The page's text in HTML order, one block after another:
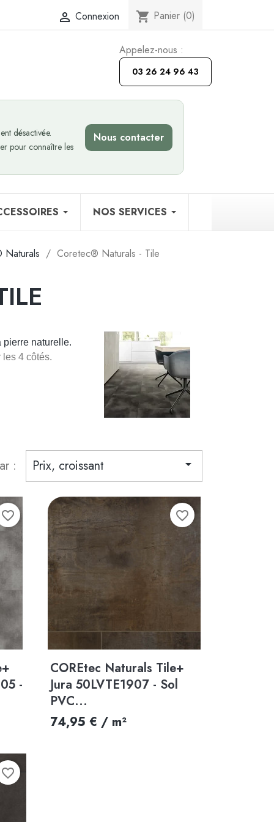
 Connexion shopping_cart Panier (0)
Appelez-nous :
03 26 24 96 43
désactivée.
pour connaître les
Nous contacter
NOS SERVICES
Coretec® Naturals - Tile
pierre naturelle.
4 côtés.
: Prix, croissant 
-
favorite_border
Aperçu rapide
COREtec Naturals Tile+
Jura 50LVTE1907 - Sol
PVC...
74,95 € / m²
favorite_border
favorite_border